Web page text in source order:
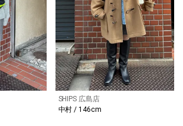
SHIPS 広島店
中村 / 146cm